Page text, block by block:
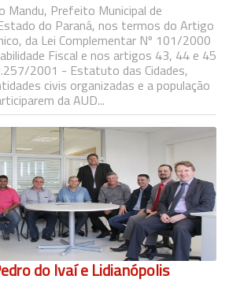
Mandu, Prefeito Municipal de
do Paraná, nos termos do Artigo
da Lei Complementar Nº 101/2000
Fiscal e nos artigos 43, 44 e 45
2001 - Estatuto das Cidades,
civis organizadas e a população
da AUD...
do Ivaí e Lidianópolis